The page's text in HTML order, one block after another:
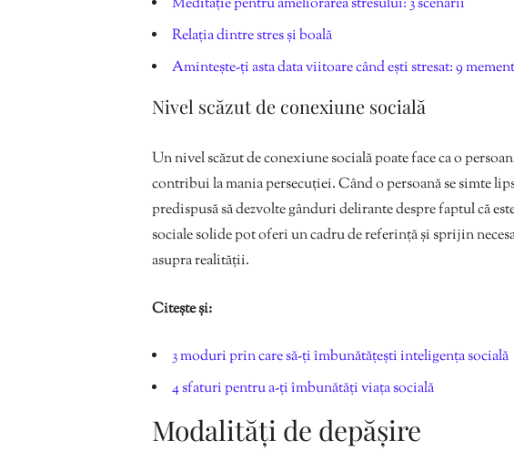
Relația dintre stres și boală
Amintește-ți asta data viitoare când ești stresat: 9
Nivel scăzut de conexiune socială
Un nivel scăzut de conexiune socială poate face ca o
contribui la mania persecuției. Când o persoană se simte
predispusă să dezvolte gânduri delirante despre faptul că
sociale solide pot oferi un cadru de referință și sprijin
asupra realității.
Citește și:
3 moduri prin care să-ți îmbunătățești inteligența socială
4 sfaturi pentru a-ți îmbunătăți viața socială
Modalități de depășire